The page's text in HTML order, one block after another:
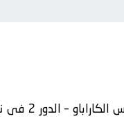
يلتقى اليوم 2024-08-28 كلا من نادى